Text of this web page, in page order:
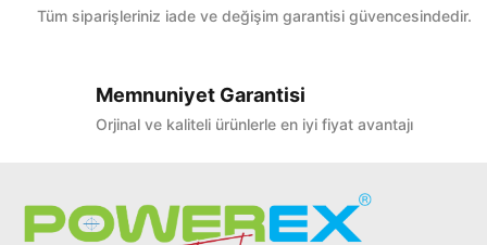
Tüm siparişleriniz iade ve değişim garantisi güvencesindedir.
Memnuniyet Garantisi
Orjinal ve kaliteli ürünlerle en iyi fiyat avantajı